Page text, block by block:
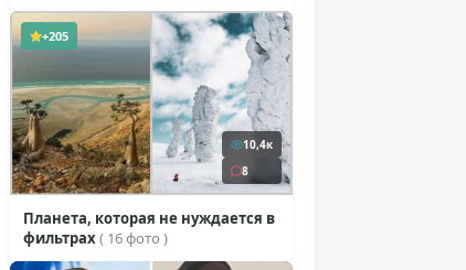
+205
10,4к
8
Планета, которая не нуждается в
фильтрах( 16 фото )